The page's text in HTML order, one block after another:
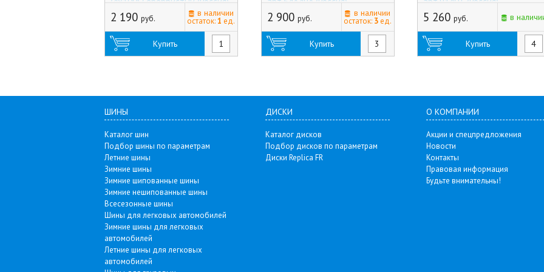
2 190 руб.
в наличии
остаток:1 ед.
Купить
2 900 руб.
в наличии
остаток: 3ед.
Купить
5 260 руб. в
Купить
ШИНЫ
Каталог шин
Подбор шины по параметрам
Летние шины
Зимние шины
Зимние шипованные шины
Зимние нешипованные шины
Всесезонные шины
Шины для легковых автомобилей
Зимние шины для легковых
автомобилей
Летние шины для легковых
автомобилей
ДИСКИ
Каталог дисков
Подбор дисков по параметрам
Диски Replica FR
О КОМПАНИИ
Акции и спецпредложения
Новости
Контакты
Правовая информация
Будьте внимательны!